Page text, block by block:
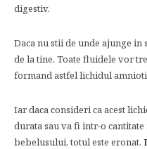
digestiv.
Daca nu stii de unde ajunge in
de la tine. Toate fluidele vor
formand astfel lichidul
Iar daca consideri ca acest
durata sau va fi intr-o
bebelusului, totul este eronat.